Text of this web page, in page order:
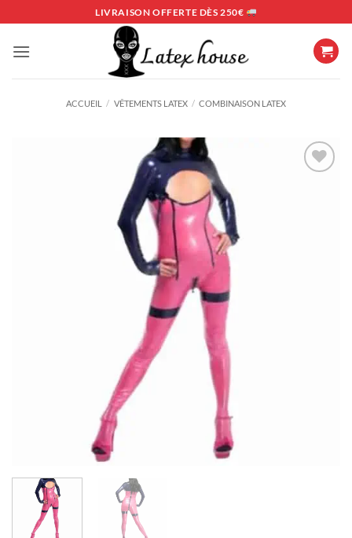
au
contenu
LIVRAISON OFFERTE DÈS 250€
ACCUEIL / VÊTEMENTS LATEX / COMBINAISON LATEX